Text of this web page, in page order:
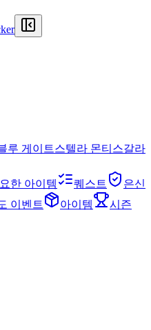
루 게이트스텔라 몬티스갈라
한 아이템 퀘스트
은신
이벤트 아이템
시즌